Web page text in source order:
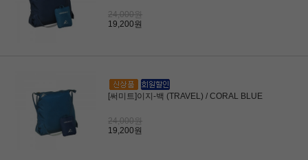
24,000원
19,200원
[써미트]이지-백 (TRAVEL) / CORAL BLUE
24,000원
19,200원